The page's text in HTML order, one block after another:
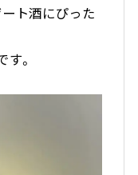
ト酒にぴった
。